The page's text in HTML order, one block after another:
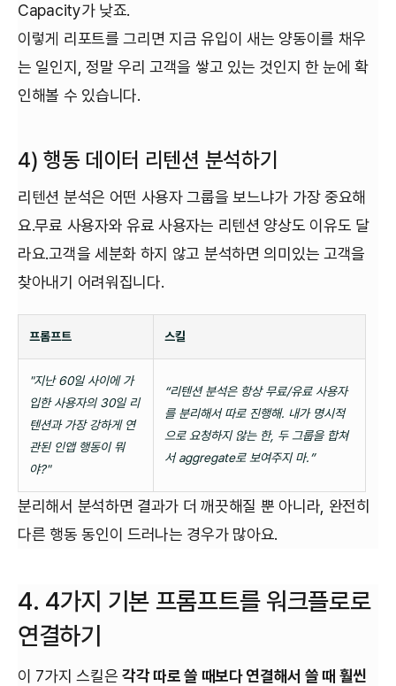
Capacity가 낮죠.
이렇게 리포트를 그리면 지금 유입이 새는 양동이를 채우
는 일인지, 정말 우리 고객을 쌓고 있는 것인지 한 눈에 확
인해볼 수 있습니다.
4) 행동 데이터 리텐션 분석하기
리텐션 분석은 어떤 사용자 그룹을 보느냐가 가장 중요해
요.무료 사용자와 유료 사용자는 리텐션 양상도 이유도 달
라요.고객을 세분화 하지 않고 분석하면 의미있는 고객을
찾아내기 어려워집니다.
프롬프트 스킬
"지난 60일 사이에 가
입한 사용자의 30일 리
텐션과 가장 강하게 연
관된 인앱 행동이 뭐
야?"
“리텐션 분석은 항상 무료/유료 사용자
를 분리해서 따로 진행해. 내가 명시적
으로 요청하지 않는 한, 두 그룹을 합쳐
서 aggregate로 보여주지 마.”
분리해서 분석하면 결과가 더 깨끗해질 뿐 아니라, 완전히
다른 행동 동인이 드러나는 경우가 많아요.
4. 4가지 기본 프롬프트를 워크플로로
연결하기
이 7가지 스킬은 각각 따로 쓸 때보다 연결해서 쓸 때 훨씬